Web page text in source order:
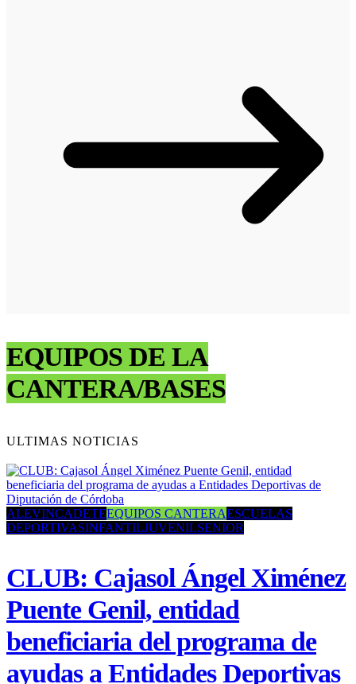
EQUIPOS DE LA
CANTERA/BASES
ULTIMAS NOTICIAS
ALEVINCADETEEQUIPOS CANTERAESCUELAS
DEPORTIVASINFANTILJUVENILSENIOR
CLUB: Cajasol Ángel Ximénez
Puente Genil, entidad
beneficiaria del programa de
ayudas a Entidades Deportivas